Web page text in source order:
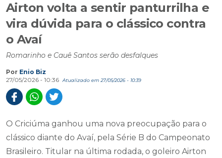
Airton volta a sentir panturrilha e
vira dúvida para o clássico contra
o Avaí
Romarinho e Cauê Santos serão desfalques
Por Enio Biz
27/05/2026 - 10:36
Atualizado em 27/05/2026 - 10:39
O Criciúma ganhou uma nova preocupação para o
clássico diante do Avaí, pela Série B do Campeonato
Brasileiro. Titular na última rodada, o goleiro Airton